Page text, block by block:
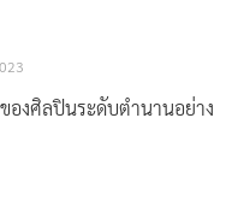
องศิลปินระดับตำนานอย่าง